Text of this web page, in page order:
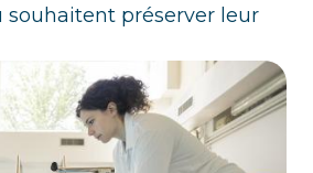
souhaitent préserver leur